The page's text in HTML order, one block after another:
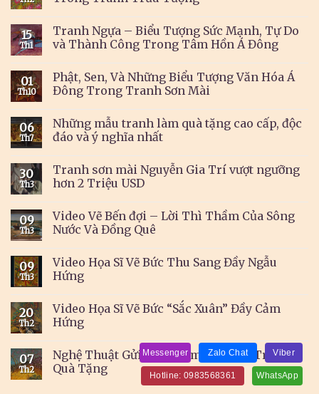
15
Th1
Tranh Ngựa – Biểu Tượng Sức Mạnh, Tự Do
và Thành Công Trong Tâm Hồn Á Đông
01
Th10
Phật, Sen, Và Những Biểu Tượng Văn Hóa Á
Đông Trong Tranh Sơn Mài
06
Th7
Những mẫu tranh làm quà tặng cao cấp, độc
đáo và ý nghĩa nhất
30
Th3
Tranh sơn mài Nguyễn Gia Trí vượt ngưỡng
hơn 2 Triệu USD
09
Th3
Video Vẽ Bến đợi – Lời Thì Thầm Của Sông
Nước Và Đồng Quê
09
Th3
Video Họa Sĩ Vẽ Bức Thu Sang Đầy Ngẫu
Hứng
20
Th2
Video Họa Sĩ Vẽ Bức “Sắc Xuân” Đầy Cảm
Hứng
07
Th2
Nghệ Thuật Gửi Trao Tâm Ý Trong Tranh
Quà Tặng
Viber
Zalo Chat
Messenger
WhatsApp
Hotline: 0983568361